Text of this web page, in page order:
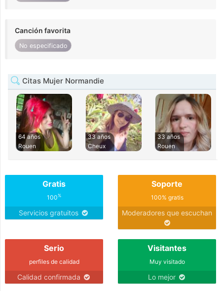
Canción favorita
No especificado
Citas Mujer Normandie
64 años
Rouen
33 años
Cheux
33 años
Rouen
Gratis
100%
Servicios gratuitos
Soporte
100% gratis
Moderadores que escuchan
Serio
perfiles de calidad
Calidad confirmada
Visitantes
Muy visitado
Lo mejor